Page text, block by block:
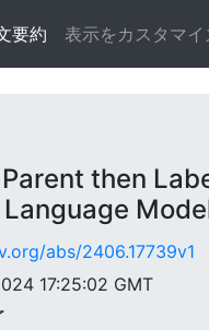
要約 表示をカスタマイ
Parent then
abs/2406.17739v1
17:25:02 GMT